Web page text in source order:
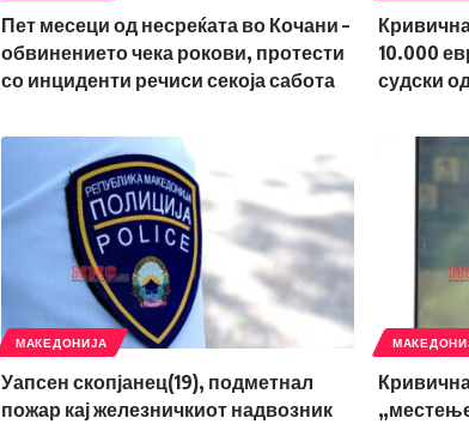
Пет месеци од несреќата во Кочани –
обвинението чека рокови, протести
со инциденти речиси секоја сабота
10.000
судски
МАКЕДОНИЈА
Уапсен скопјанец(19), подметнал
пожар кај железничкиот надвозник